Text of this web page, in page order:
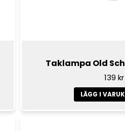
Taklampa Old
139 kr
LÄGG I